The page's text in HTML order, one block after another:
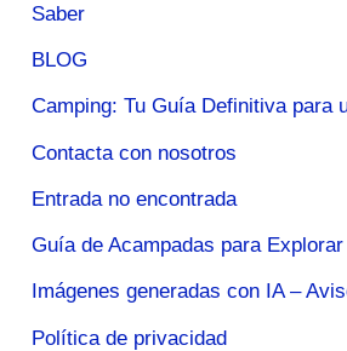
Saber
BLOG
Camping: Tu Guía Definitiva para
Contacta con nosotros
Entrada no encontrada
Guía de Acampadas para
Imágenes generadas con IA –
Política de privacidad